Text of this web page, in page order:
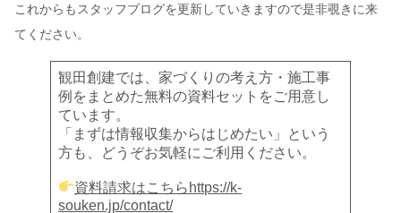
これからもスタッフブログを更新していきますので是非覗きに来
てください。
観田創建では、家づくりの考え方・施工事
例をまとめた無料の資料セットをご用意し
ています。
「まずは情報収集からはじめたい」という
方も、どうぞお気軽にご利用ください。
資料請求はこちらhttps://k-
souken.jp/contact/